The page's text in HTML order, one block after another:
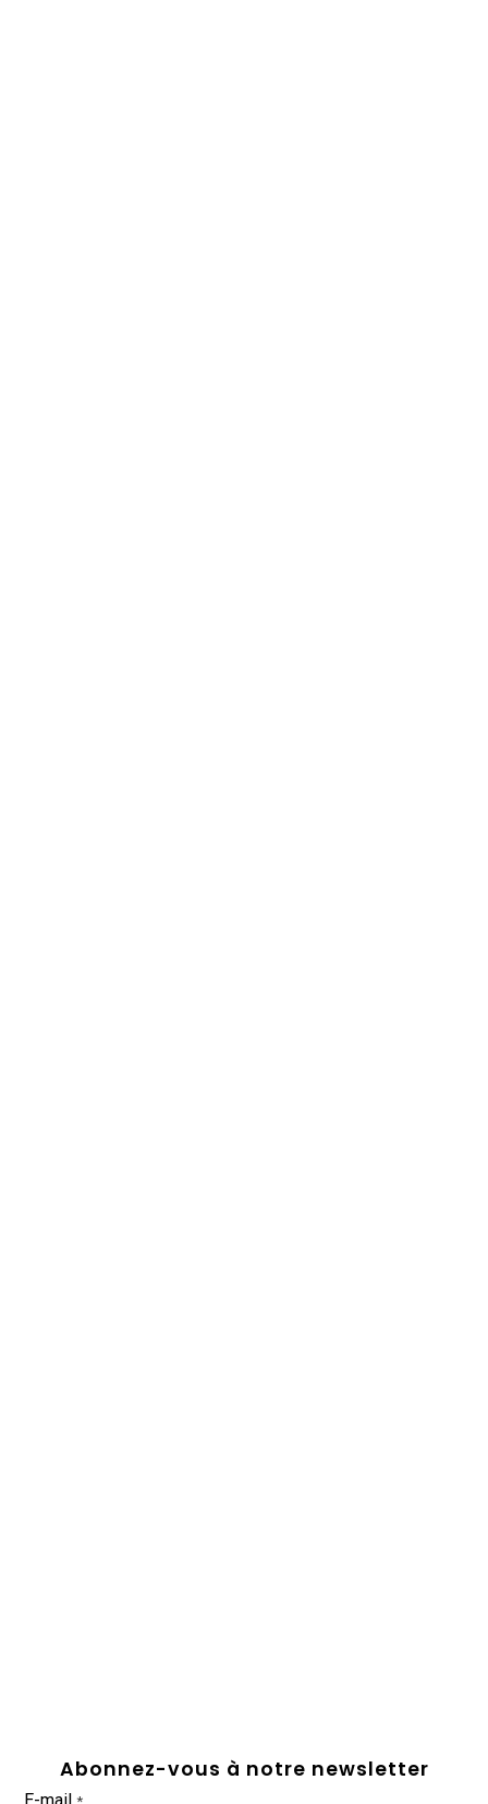
Abonnez-vous à notre newsletter